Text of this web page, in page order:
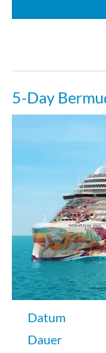
Nach hinten
Balkonkabine
Nach hinten
Balkon-[SI]
5-Day
Datum
Dauer